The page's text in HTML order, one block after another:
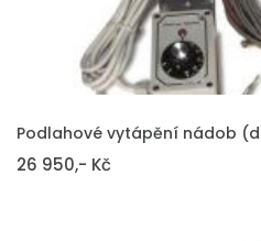
VLOŽIT DO KOŠÍKU
Podlahové vytápění nádob
26 950,- Kč